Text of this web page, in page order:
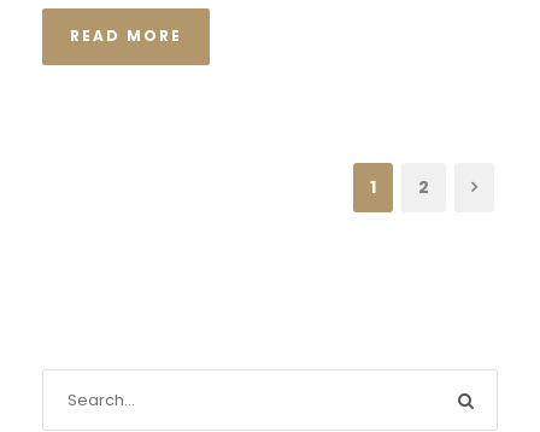
READ MORE
1 2